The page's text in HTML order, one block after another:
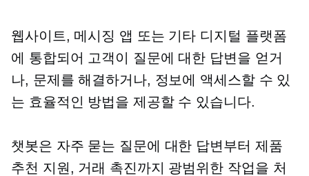
웹사이트, 메시징 앱 또는 기타 디지털 플랫폼
에 통합되어 고객이 질문에 대한 답변을 얻거
나, 문제를 해결하거나, 정보에 액세스할 수 있
는 효율적인 방법을 제공할 수 있습니다.
챗봇은 자주 묻는 질문에 대한 답변부터 제품
추천 지원, 거래 촉진까지 광범위한 작업을 처